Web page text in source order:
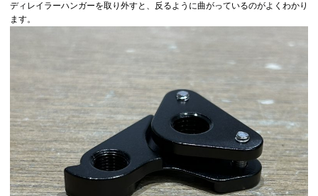
ディレイラーハンガーを取り外すと、反るように曲がっているのがよくわかり
ます。